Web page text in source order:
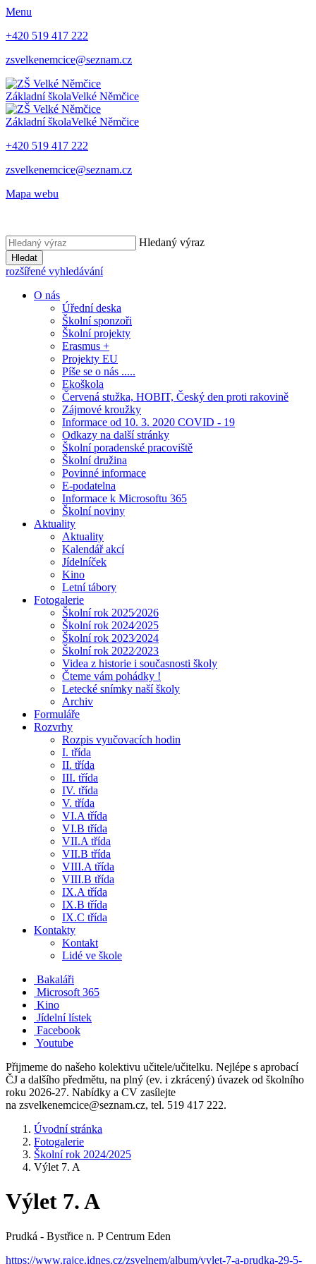
Menu
+420 519 417 222
zsvelkenemcice@seznam.cz
Základní školaVelké Němčice
Základní školaVelké Němčice
+420 519 417 222
zsvelkenemcice@seznam.cz
Mapa webu
Hledaný výraz
Hledat
rozšířené vyhledávání
O nás
Úřední deska
Školní sponzoři
Školní projekty
Erasmus +
Projekty EU
Píše se o nás .....
Ekoškola
Červená stužka, HOBIT, Český den proti rakovině
Zájmové kroužky
Informace od 10. 3. 2020 COVID - 19
Odkazy na další stránky
Školní poradenské pracoviště
Školní družina
Povinné informace
E-podatelna
Informace k Microsoftu 365
Školní noviny
Aktuality
Aktuality
Kalendář akcí
Jídelníček
Kino
Letní tábory
Fotogalerie
Školní rok 2025⁄2026
Školní rok 2024⁄2025
Školní rok 2023⁄2024
Školní rok 2022⁄2023
Videa z historie i současnosti školy
Čteme vám pohádky !
Letecké snímky naší školy
Archiv
Formuláře
Rozvrhy
Rozpis vyučovacích hodin
I. třída
II. třída
III. třída
IV. třída
V. třída
VI.A třída
VI.B třída
VII.A třída
VII.B třída
VIII.A třída
VIII.B třída
IX.A třída
IX.B třída
IX.C třída
Kontakty
Kontakt
Lidé ve škole
Bakaláři
Microsoft 365
Kino
Jídelní lístek
Facebook
Youtube
Přijmeme do našeho kolektivu učitele/učitelku. Nejlépe s aprobací
ČJ a dalšího předmětu, na plný (ev. i zkrácený) úvazek od školního
roku 2026-27. Nabídky a CV zasílejte
na zsvelkenemcice@seznam.cz, tel. 519 417 222.
Úvodní stránka
Fotogalerie
Školní rok 2024/2025
Výlet 7. A
Výlet 7. A
Prudká - Bystřice n. P Centrum Eden
https://www.rajce.idnes.cz/zsvelnem/album/vylet-7-a-prudka-29-5-